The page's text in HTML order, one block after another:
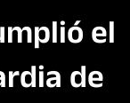
el
de